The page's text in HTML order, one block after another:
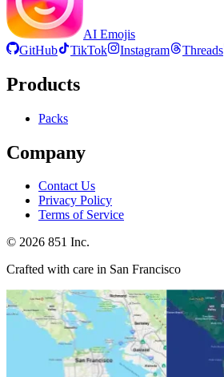
AI Emojis
GitHub
TikTok Instagram Threads
Products
Packs
Company
Contact Us
Privacy Policy
Terms of Service
© 2026 851 Inc.
Crafted with care in San Francisco